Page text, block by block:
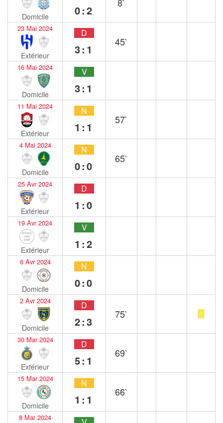
Domicile 0:2
8`
23 Mai 2024
Extérieur
D
3:1
45`
16 Mai 2024
Domicile
V
3:1
11 Mai 2024
Extérieur
N
1:1
57`
4 Mai 2024
Domicile
N
0:0
65`
25 Avr 2024
Extérieur
D
1:0
19 Avr 2024
Extérieur
V
1:2
6 Avr 2024
Domicile
N
0:0
2 Avr 2024
Domicile
D
2:3
75`
30 Mar 2024
Extérieur
D
5:1
69`
15 Mar 2024
Domicile
N
1:1
66`
8 Mar 2024